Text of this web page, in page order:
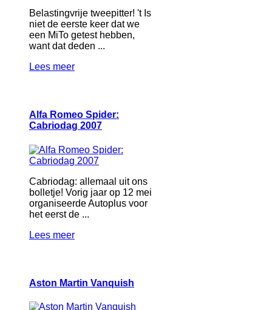
Belastingvrije tweepitter! 't Is
niet de eerste keer dat we
een MiTo getest hebben,
want dat deden ...
Lees meer
Alfa Romeo Spider:
Cabriodag 2007
Cabriodag: allemaal uit ons
bolletje! Vorig jaar op 12 mei
organiseerde Autoplus voor
het eerst de ...
Lees meer
Aston Martin Vanquish